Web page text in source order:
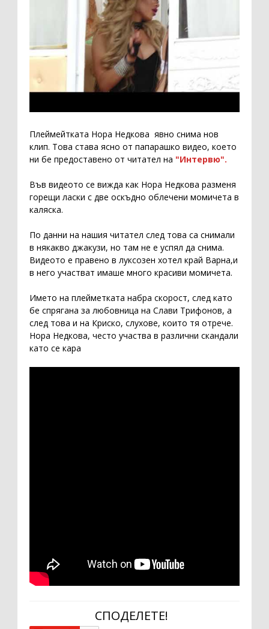
Плеймейтката Нора Недкова явно снима нов
клип. Това става ясно от папарашко видео, което
ни бе предоставено от читател на "Интервю".
Във видеото се вижда как Нора Недкова разменя
горещи ласки с две оскъдно облечени момичета в
каляска.
По данни на нашия читател след това са снимали
в някакво джакузи, но там не е успял да снима.
Видеото е правено в луксозен хотел край Варна,и
в него участват имаше много красиви момичета.
Името на плейметката набра скорост, след като
бе спрягана за любовница на Слави Трифонов, а
след това и на Криско, слухове, които тя отрече.
Нора Недкова, често участва в различни скандали
като се кара
СПОДЕЛЕТЕ!